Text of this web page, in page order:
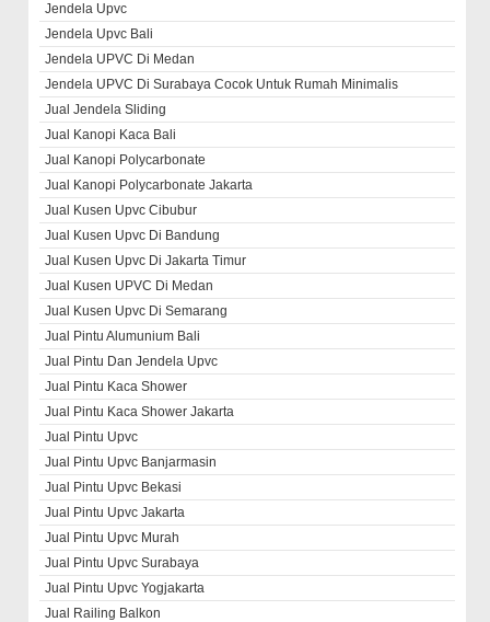
Jendela Upvc
Jendela Upvc Bali
Jendela UPVC Di Medan
Jendela UPVC Di Surabaya Cocok Untuk Rumah Minimalis
Jual Jendela Sliding
Jual Kanopi Kaca Bali
Jual Kanopi Polycarbonate
Jual Kanopi Polycarbonate Jakarta
Jual Kusen Upvc Cibubur
Jual Kusen Upvc Di Bandung
Jual Kusen Upvc Di Jakarta Timur
Jual Kusen UPVC Di Medan
Jual Kusen Upvc Di Semarang
Jual Pintu Alumunium Bali
Jual Pintu Dan Jendela Upvc
Jual Pintu Kaca Shower
Jual Pintu Kaca Shower Jakarta
Jual Pintu Upvc
Jual Pintu Upvc Banjarmasin
Jual Pintu Upvc Bekasi
Jual Pintu Upvc Jakarta
Jual Pintu Upvc Murah
Jual Pintu Upvc Surabaya
Jual Pintu Upvc Yogjakarta
Jual Railing Balkon